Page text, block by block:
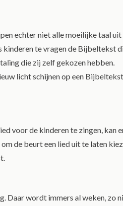
echter niet alle moeilijke taal uit
kinderen te vragen de Bijbeltekst
die zij zelf gekozen hebben.
licht schijnen op een
voor de kinderen te zingen, kan
de beurt een lied uit te laten
Daar wordt immers al weken, zo